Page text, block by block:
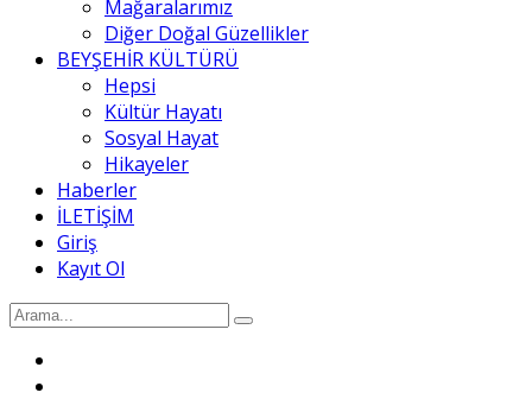
Mağaralarımız
Diğer Doğal Güzellikler
BEYŞEHİR KÜLTÜRÜ
Hepsi
Kültür Hayatı
Sosyal Hayat
Hikayeler
Haberler
İLETİŞİM
Giriş
Kayıt Ol